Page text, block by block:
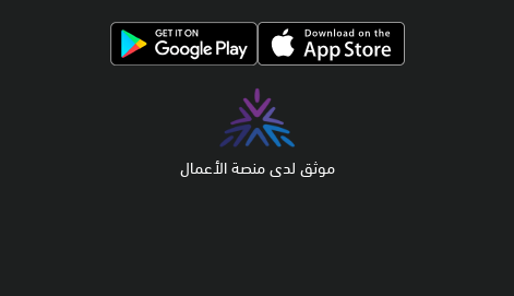
موثق لدى منصة الأعمال